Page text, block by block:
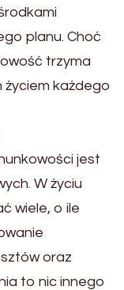
planu. Choć
trzyma
życiem każdego
jest
W życiu
wiele, o ile
oraz
to nic innego